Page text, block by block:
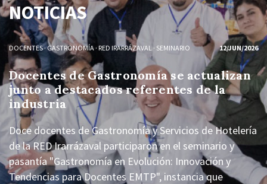
NOTICIAS
DOCENTES·GASTRONOMÍA · RED IRARRÁZAVAL· SEMINARIO 12/JUN/2026
Docentes de Gastronomía se actualizan
junto a destacados referentes de la
industria
Doce docentes de Gastronomía y Servicios de Hotelería
de la RED Irarrázaval participaron en el seminario y
pasantía "Gastronomía en Evolución: Innovación y
Tendencias para Docentes EMTP", instancia que